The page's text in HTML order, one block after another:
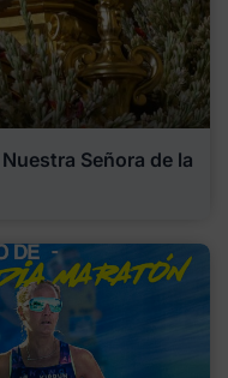
Señora de la